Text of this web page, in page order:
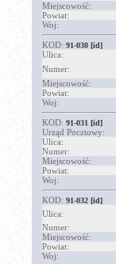
Miejscowość:
Powiat:
Woj:
KOD: 91-030 [id]
Ulica:
Numer:
Miejscowość:
Powiat:
Woj:
KOD: 91-031 [id]
Urząd Pocztowy:
Ulica:
Numer:
Miejscowość:
Powiat:
Woj:
KOD: 91-032 [id]
Ulica:
Numer:
Miejscowość:
Powiat:
Woj: